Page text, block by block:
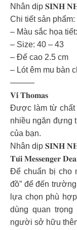
Nhân dịp 𝐒𝐈𝐍𝐇
Chi tiết sản phẩm:
– Màu sắc họa
– Size: 40 – 43
– Đế cao 2.5 cm
– Lót êm mu bàn
———
𝐕𝐢́ 𝐓𝐡𝐨𝐦𝐚𝐬
Được làm từ chất
nhiều ngăn đựng
của bạn.
Nhân dịp 𝐒𝐈𝐍𝐇
𝐓𝐮́𝐢 𝐌𝐞𝐬𝐬𝐞𝐧𝐠𝐞𝐫
Để chuẩn bị cho
đồ” để đến
lựa chọn phù
dùng quan
người sở hữu